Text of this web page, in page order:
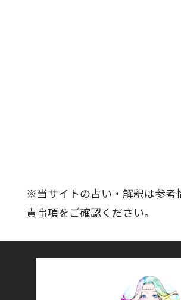
※当サイトの占い・解釈は参考
責事項をご確認ください。